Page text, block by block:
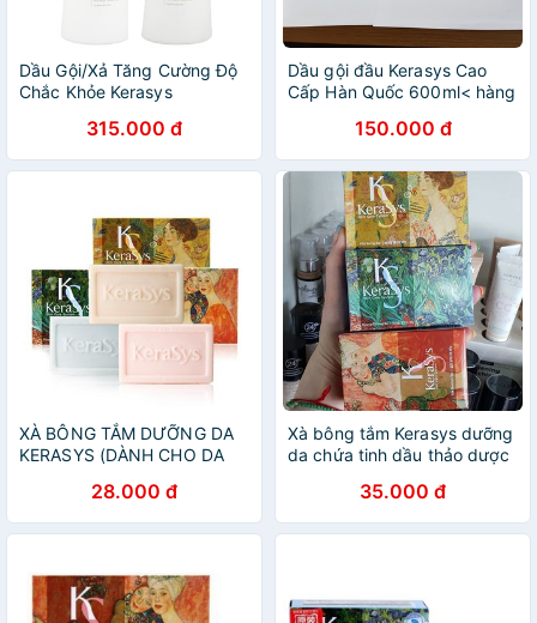
Dầu Gội/Xả Tăng Cường Độ
Chắc Khỏe Kerasys
600ml - Hàng Chính Hãng
315.000 đ
Dầu gội đầu Kerasys Cao
Cấp Hàn Quốc 600ml< hàng
150.000 đ
XÀ BÔNG TẮM DƯỠNG DA
KERASYS (DÀNH CHO DA
28.000 đ
Xà bông tắm Kerasys dưỡng
da chứa tinh dầu thảo dược
35.000 đ